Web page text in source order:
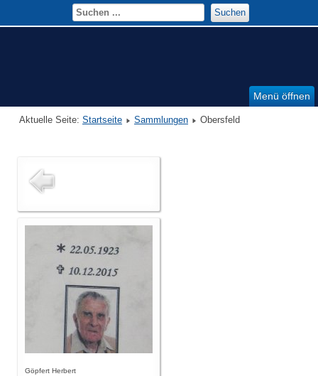
Menü öffnen
Suchen
Aktuelle Seite: Startseite Sammlungen Obersfeld
Göpfert Herbert